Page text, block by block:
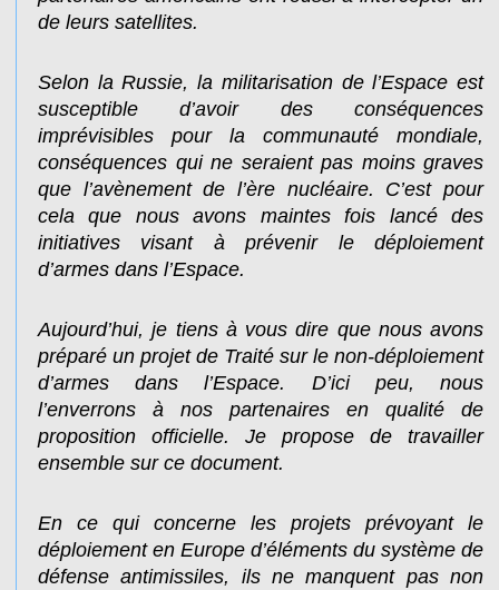
de leurs satellites.
Selon la Russie, la militarisation de l’Espace est
susceptible d’avoir des conséquences
imprévisibles pour la communauté mondiale,
conséquences qui ne seraient pas moins graves
que l’avènement de l’ère nucléaire. C’est pour
cela que nous avons maintes fois lancé des
initiatives visant à prévenir le déploiement
d’armes dans l’Espace.
Aujourd’hui, je tiens à vous dire que nous avons
préparé un projet de Traité sur le non-déploiement
d’armes dans l’Espace. D’ici peu, nous
l’enverrons à nos partenaires en qualité de
proposition officielle. Je propose de travailler
ensemble sur ce document.
En ce qui concerne les projets prévoyant le
déploiement en Europe d’éléments du système de
défense antimissiles, ils ne manquent pas non